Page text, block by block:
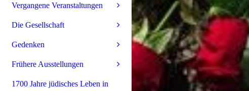
Vergangene Veranstaltungen
Die Gesellschaft
Gedenken
Frühere Ausstellungen
1700 Jahre jüdisches Leben in